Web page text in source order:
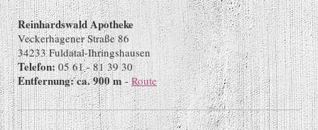
Reinhardswald Apotheke
Veckerhagener Straße 86
34233 Fuldatal-Ihringshausen
Telefon:05 61 - 81 39 30
Entfernung: ca. 900 m-Route